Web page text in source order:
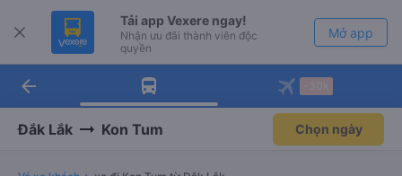
Tải app Vexere ngay!
Nhận ưu đãi thành viên độc
quyền
Mở app
Tải app Vexere
-30k/ghế khi đặt vé máy bay qua
Mở app
arrow_back
Đắk Lắk Kon Tum Chọn ngày